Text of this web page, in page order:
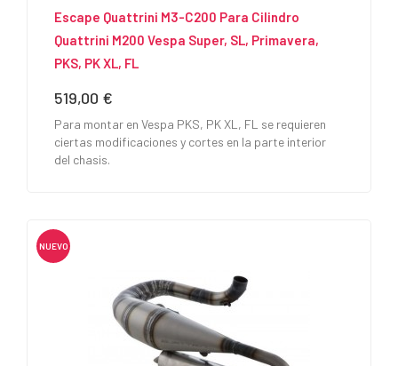
Escape Quattrini M3-C200 Para Cilindro
Quattrini M200 Vespa Super, SL, Primavera,
PKS, PK XL, FL
Precio
519,00 €
Para montar en Vespa PKS, PK XL, FL se requieren
ciertas modificaciones y cortes en la parte interior
del chasis.
NUEVO